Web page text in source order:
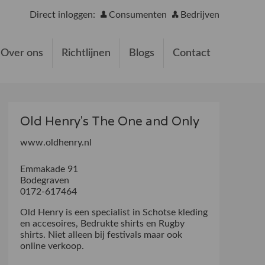
Direct inloggen: Consumenten Bedrijven
Over ons Richtlijnen Blogs Contact
Old Henry's The One and Only
www.oldhenry.nl
Emmakade 91
Bodegraven
0172-617464
Old Henry is een specialist in Schotse kleding
en accesoires, Bedrukte shirts en Rugby
shirts. Niet alleen bij festivals maar ook
online verkoop.